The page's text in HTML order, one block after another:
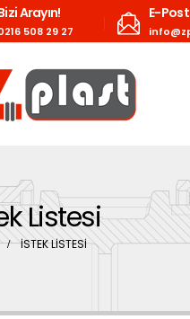
Arayın!
508 29 27
E-
Listesi
İSTEK LISTESI